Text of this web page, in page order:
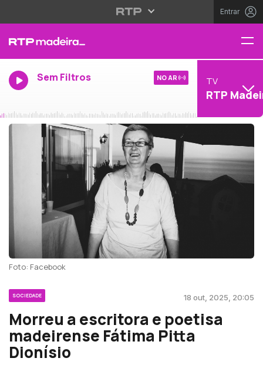
Entrar
Sem Filtros NO AR TV
RTP
Foto: Facebook
SOCIEDADE 18 out, 2025, 20:05
Morreu a escritora e poetisa
madeirense Fátima Pitta
Dionísio